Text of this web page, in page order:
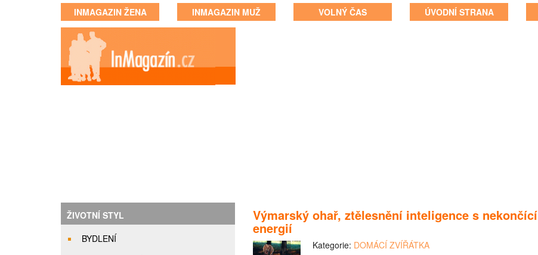
INMAGAZIN ŽENA INMAGAZIN MUŽ VOLNÝ ČAS ÚVODNÍ STRANA
ŽIVOTNÍ STYL
BYDLENÍ
Výmarský ohař, ztělesnění inteligence s nekončící
energií
Kategorie: DOMÁCÍ ZVÍŘÁTKA